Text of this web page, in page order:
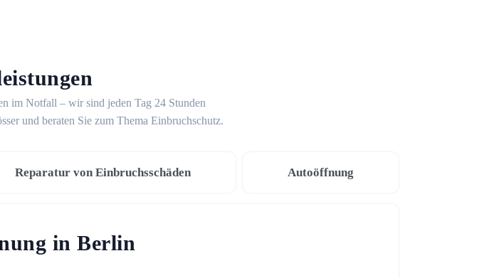
im Notfall – wir sind jeden Tag 24 Stunden
und beraten Sie zum Thema Einbruchschutz.
Reparatur von Einbruchsschäden Autoöffnung
in Berlin